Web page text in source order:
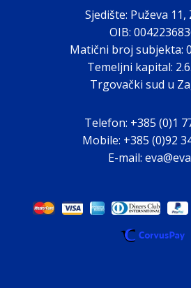
Sjedište: Puževa
OIB:
Matični broj subjekta:
Temeljni kapital:
Trgovački sud u
Telefon: +385 (0)1
Mobile: +385 (0)92
E-mail: